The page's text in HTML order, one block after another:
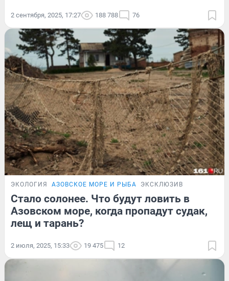
2 сентября, 2025, 17:27 188 788 76
ЭКОЛОГИЯ АЗОВСКОЕ МОРЕ И РЫБА ЭКСКЛЮЗИВ
Стало солонее. Что будут ловить в
Азовском море, когда пропадут судак,
лещ и тарань?
2 июля, 2025, 15:33 19 475 12